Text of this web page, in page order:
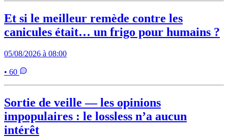
Et si le meilleur remède contre les
canicules était… un frigo pour humains ?
05/08/2026 à 08:00
• 60
Sortie de veille — les opinions
impopulaires : le lossless n’a aucun
intérêt